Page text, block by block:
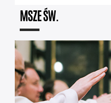
MSZE ŚW.